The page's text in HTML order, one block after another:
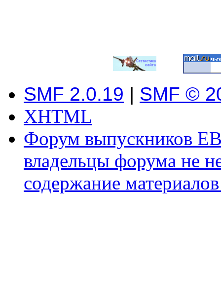
SMF 2.0.19 | SMF ©
XHTML
Форум выпускников
владельцы форума не
содержание